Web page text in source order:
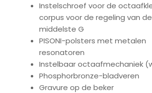
Instelschroef voor de
corpus voor de regeling van de
middelste G
PISONI-polsters met metalen
resonatoren
Instelbaar octaafmechaniek
Phosphorbronze-bladveren
Gravure op de beker